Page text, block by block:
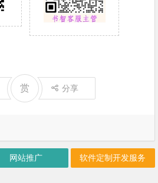
赏 分享
网站推广 软件定制开发服务